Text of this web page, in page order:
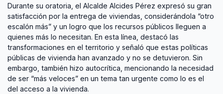
Durante su oratoria, el Alcalde Alcides Pérez expresó su gran
satisfacción por la entrega de viviendas, considerándola “otro
escalón más” y un logro que los recursos públicos lleguen a
quienes más lo necesitan. En esta línea, destacó las
transformaciones en el territorio y señaló que estas políticas
públicas de vivienda han avanzado y no se detuvieron. Sin
embargo, también hizo autocrítica, mencionando la necesidad
de ser “más veloces” en un tema tan urgente como lo es el
del acceso a la vivienda.